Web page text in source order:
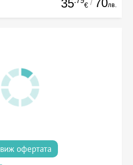
35 € / 70лв.
виж офертата